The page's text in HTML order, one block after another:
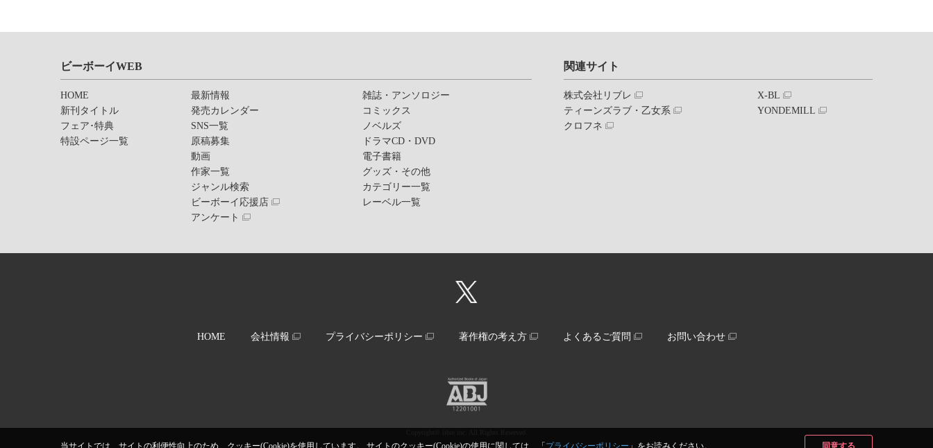
当サイトでは、サイトの利便性向上のため、クッキー(Cookie)を使用しています。 サイトのクッキー(Cookie)の使用に関しては、「 プライバシーポリシー 」をお読みください。 同意する
ビーボーイWEB
HOME
新刊タイトル
フェア･特典
特設ページ一覧
最新情報
発売カレンダー
SNS一覧
原稿募集
動画
作家一覧
ジャンル検索
ビーボーイ応援店
アンケート
雑誌・アンソロジー
コミックス
ノベルズ
ドラマCD・DVD
電子書籍
グッズ・その他
カテゴリー一覧
レーベル一覧
関連サイト
株式会社リブレ
ティーンズラブ・乙女系
クロフネ
X-BL
YONDEMILL
HOME 会社情報 プライバシーポリシー 著作権の考え方 よくあるご質問 お問い合わせ